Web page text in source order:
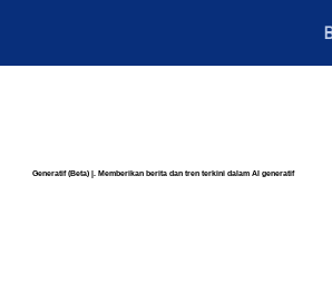
Generatif (Beta) |. Memberikan berita dan tren terkini dalam AI generatif